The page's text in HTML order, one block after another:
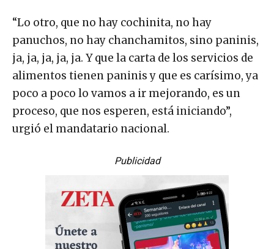
“Lo otro, que no hay cochinita, no hay
panuchos, no hay chanchamitos, sino paninis,
ja, ja, ja, ja, ja. Y que la carta de los servicios de
alimentos tienen paninis y que es carísimo, ya
poco a poco lo vamos a ir mejorando, es un
proceso, que nos esperen, está iniciando”,
urgió el mandatario nacional.
Publicidad